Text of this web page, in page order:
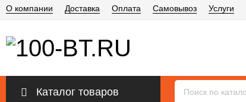
О компании Доставка Оплата Самовывоз Услуги
Каталог товаров